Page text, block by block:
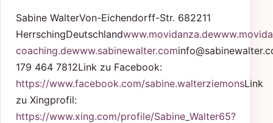
Sabine WalterVon-Eichendorff-Str. 682211
HerrschingDeutschlandwww.movidanza.de
coaching.dewww.sabinewalter.com
179 464 7812Link zu Facebook:
https://www.facebook.com/sabine.walterziemonsLink
zu Xingprofil:
https://www.xing.com/profile/Sabine_Walter65?